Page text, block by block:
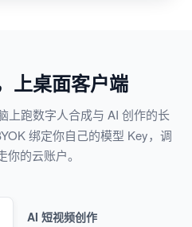
上桌面客户端
上跑数字人合成与 AI 创作的长
绑定你自己的模型 Key，调
你的云账户。
AI 短视频创作